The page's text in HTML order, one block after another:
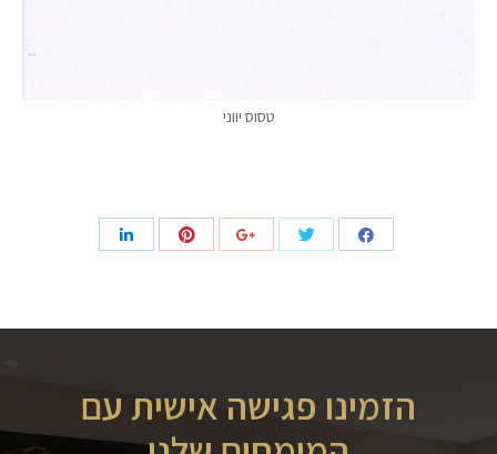
טסוס יווני
הזמינו פגישה אישית עם